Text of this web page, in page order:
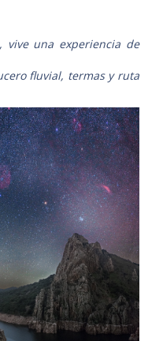
vive una experiencia de
fluvial, termas y ruta